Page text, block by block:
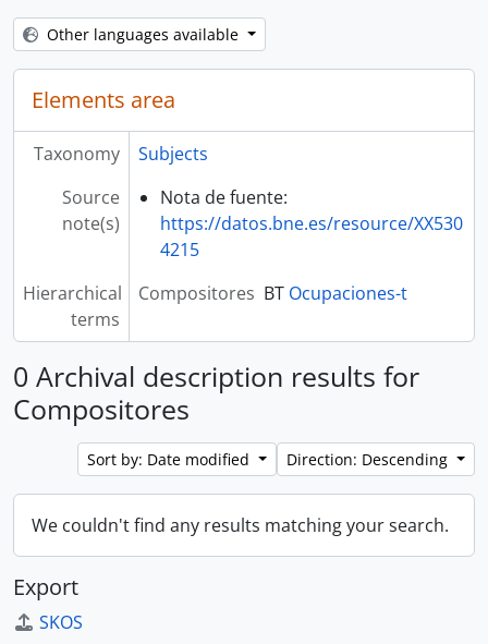
Other languages available
Elements area
Taxonomy
Subjects
Source
note(s)
Nota de fuente:
https://datos.bne.es/resource/XX530
4215
Hierarchical
terms
Compositores BT Ocupaciones-t
0 Archival description results for
Compositores
Sort by: Date modified Direction: Descending
We couldn't find any results matching your search.
Export
SKOS